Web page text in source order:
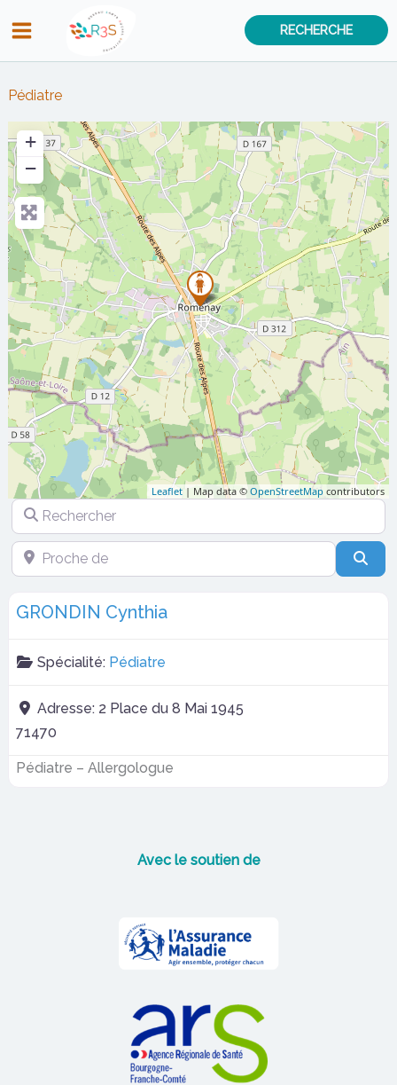
au
contenu
RECHERCHE
Pédiatre
+
−
Leaflet | Map data ©OpenStreetMap contributors
Rechercher
Proche de
GRONDIN Cynthia
Spécialité: Pédiatre
Adresse: 2 Place du 8 Mai 1945
71470
Pédiatre – Allergologue
Avec le soutien de